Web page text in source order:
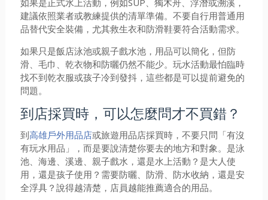
如果是正式水上活動，例如SUP、獨木舟、浮潛或溯溪，
建議依照業者或教練提供的清單準備。不要自行用普通用
品替代安全裝備，尤其救生衣和防滑鞋要符合活動需求。
如果只是飯店泳池或親子戲水池，用品可以簡化，但防
滑、毛巾、乾衣物和防曬仍然不能少。玩水活動最怕臨時
找不到乾衣服或孩子冷到發抖，這些都是可以提前避免的
問題。
到店採買時，可以怎麼問才不買錯？
到高雄戶外用品店或旅遊用品店採買時，不要只問「有沒
有玩水用品」，而是要說清楚你要去的地方和對象。是泳
池、海邊、溪邊、親子戲水，還是水上活動？是大人使
用，還是孩子使用？需要防曬、防滑、防水收納，還是安
全浮具？說得越清楚，店員越能推薦適合的用品。